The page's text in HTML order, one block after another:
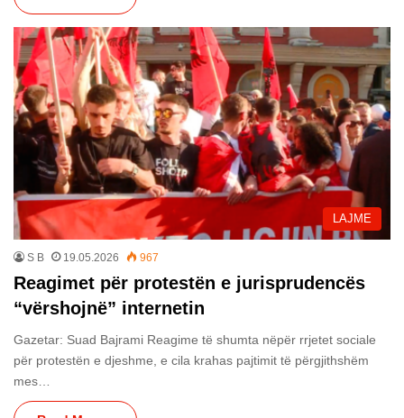
LAJME
S B 19.05.2026 967
Reagimet për protestën e jurisprudencës
“vërshojnë” internetin
Gazetar: Suad Bajrami Reagime të shumta nëpër rrjetet sociale
për protestën e djeshme, e cila krahas pajtimit të përgjithshëm
mes…